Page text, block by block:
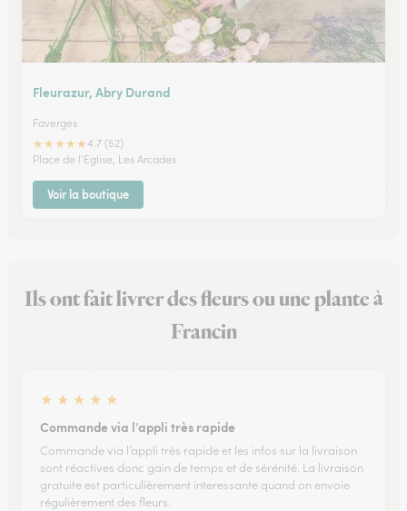
Fleurazur, Abry Durand
Faverges
★★★★★4.7 (52)
Place de l'Eglise, Les Arcades
Voir la boutique
Ils ont fait livrer des fleurs ou une plante à
Francin
★ ★ ★ ★ ★
Commande via l’appli très rapide
Commande via l’appli très rapide et les infos sur la livraison
sont réactives donc gain de temps et de sérénité. La livraison
gratuite est particulièrement interessante quand on envoie
régulièrement des fleurs.